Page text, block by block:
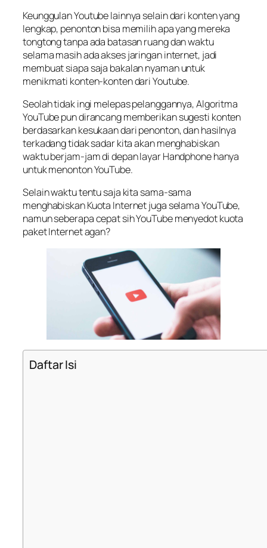
Keunggulan Youtube lainnya selain dari konten yang
lengkap, penonton bisa memilih apa yang mereka
tongtong tanpa ada batasan ruang dan waktu
selama masih ada akses jaringan internet, jadi
membuat siapa saja bakalan nyaman untuk
menikmati konten-konten dari Youtube.
Seolah tidak ingi melepas pelanggannya, Algoritma
YouTube pun dirancang memberikan sugesti konten
berdasarkan kesukaan dari penonton, dan hasilnya
terkadang tidak sadar kita akan menghabiskan
waktu berjam-jam di depan layar Handphone hanya
untuk menonton YouTube.
Selain waktu tentu saja kita sama-sama
menghabiskan Kuota Internet juga selama YouTube,
namun seberapa cepat sih YouTube menyedot kuota
paket Internet agan?
Daftar Isi